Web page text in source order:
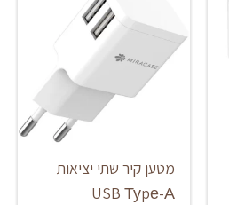
מטען קיר שתי יציאות
USB Туpе-А